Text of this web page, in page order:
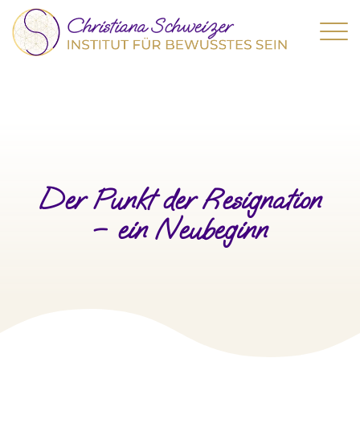
Der Punkt der Resignation
– ein Neubeginn